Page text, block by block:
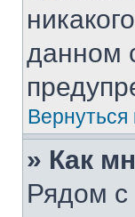
данном
Вернуться
» Как
Рядом с